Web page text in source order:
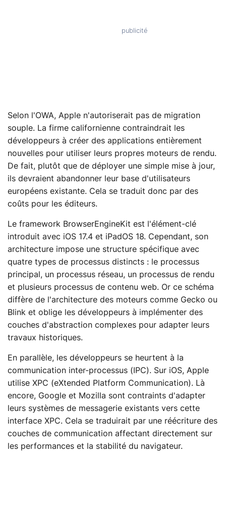
Selon l'OWA, Apple n'autoriserait pas de migration
souple. La firme californienne contraindrait les
développeurs à créer des applications entièrement
nouvelles pour utiliser leurs propres moteurs de rendu.
De fait, plutôt que de déployer une simple mise à jour,
ils devraient abandonner leur base d'utilisateurs
européens existante. Cela se traduit donc par des
coûts pour les éditeurs.
Le framework BrowserEngineKit est l'élément-clé
introduit avec iOS 17.4 et iPadOS 18. Cependant, son
architecture impose une structure spécifique avec
quatre types de processus distincts : le processus
principal, un processus réseau, un processus de rendu
et plusieurs processus de contenu web. Or ce schéma
diffère de l'architecture des moteurs comme Gecko ou
Blink et oblige les développeurs à implémenter des
couches d'abstraction complexes pour adapter leurs
travaux historiques.
En parallèle, les développeurs se heurtent à la
communication inter-processus (IPC). Sur iOS, Apple
utilise XPC (eXtended Platform Communication). Là
encore, Google et Mozilla sont contraints d'adapter
leurs systèmes de messagerie existants vers cette
interface XPC. Cela se traduirait par une réécriture des
couches de communication affectant directement sur
les performances et la stabilité du navigateur.